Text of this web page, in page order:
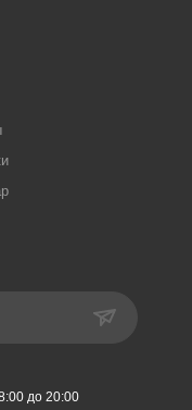
до 20:00